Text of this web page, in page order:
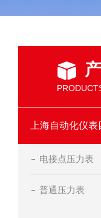
上海自动化仪表
电接点压力表
普通压力表